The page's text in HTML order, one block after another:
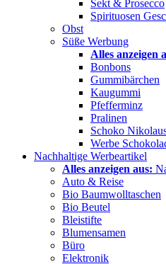
Sekt & Prosecco
Spirituosen
Obst
Süße Werbung
Alles anzeigen
Bonbons
Gummibärchen
Kaugummi
Pfefferminz
Pralinen
Schoko
Werbe
Nachhaltige Werbeartikel
Alles anzeigen aus:
Auto & Reise
Bio Baumwolltaschen
Bio Beutel
Bleistifte
Blumensamen
Büro
Elektronik